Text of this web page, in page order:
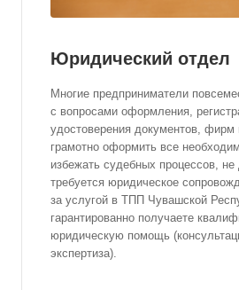
Юридический отдел
Многие предприниматели
с вопросами оформления,
удостоверения документов,
грамотно оформить все
избежать судебных процессов,
требуется юридическое
за услугой в ТПП Чувашской
гарантированно получаете
юридическую помощь
экспертиза).